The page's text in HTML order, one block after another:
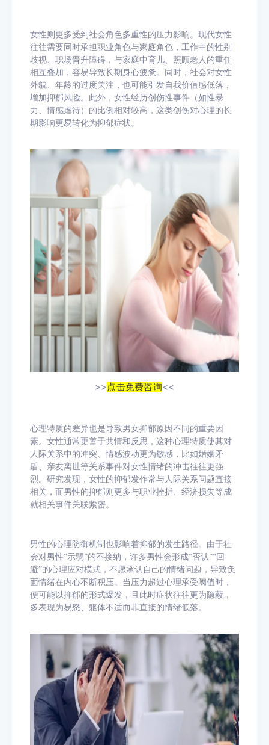
女性则更多受到社会角色多重性的压力影响。现代女性
往往需要同时承担职业角色与家庭角色，工作中的性别
歧视、职场晋升障碍，与家庭中育儿、照顾老人的重任
相互叠加，容易导致长期身心疲惫。同时，社会对女性
外貌、年龄的过度关注，也可能引发自我价值感低落，
增加抑郁风险。此外，女性经历创伤性事件（如性暴
力、情感虐待）的比例相对较高，这类创伤对心理的长
期影响更易转化为抑郁症状。
>>点击免费咨询<<
心理特质的差异也是导致男女抑郁原因不同的重要因
素。女性通常更善于共情和反思，这种心理特质使其对
人际关系中的冲突、情感波动更为敏感，比如婚姻矛
盾、亲友离世等关系事件对女性情绪的冲击往往更强
烈。研究发现，女性的抑郁发作常与人际关系问题直接
相关，而男性的抑郁则更多与职业挫折、经济损失等成
就相关事件关联紧密。
男性的心理防御机制也影响着抑郁的发生路径。由于社
会对男性“示弱”的不接纳，许多男性会形成“否认”“回
避”的心理应对模式，不愿承认自己的情绪问题，导致负
面情绪在内心不断积压。当压力超过心理承受阈值时，
便可能以抑郁的形式爆发，且此时症状往往更为隐蔽，
多表现为易怒、躯体不适而非直接的情绪低落。​